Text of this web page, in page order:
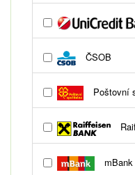
ČSOB
Poštovní
mBank